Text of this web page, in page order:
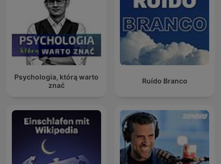
Psychologia, którą warto
znać
Ruído Branco